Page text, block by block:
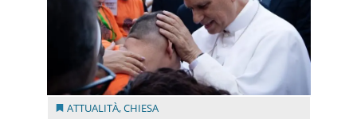
ATTUALITÀ,CHIESA